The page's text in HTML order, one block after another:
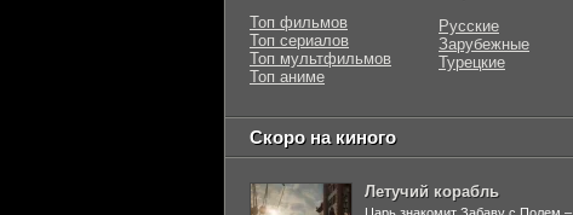
Топ фильмов
Топ сериалов
Топ мультфильмов
Топ аниме
Русские
Зарубежные
Турецкие
Скоро на киного
Летучий корабль